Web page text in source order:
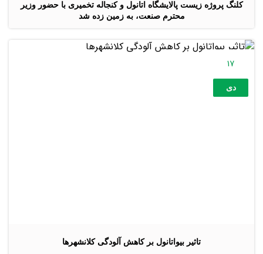
کلنگ پروژه زیست پالایشگاه اتانول و کنجاله تخمیری با حضور وزیر
محترم صنعت، به زمین زده شد
تاثیر بیواتانول بر کاهش آلودگی کلانشهرها
17
دی